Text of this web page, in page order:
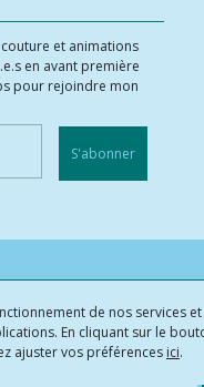
et animations
en avant première
pour rejoindre mon
S'abonner
de nos services
En cliquant sur le
ajuster vos préférences ici.